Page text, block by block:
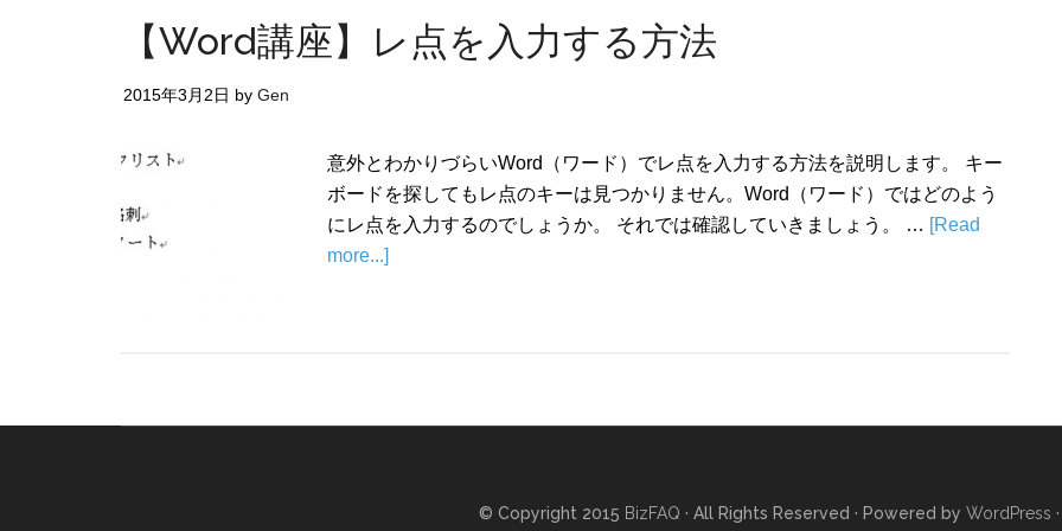
【Word講座】レ点を入力する方法
2015年3月2日 by Gen
意外とわかりづらいWord（ワード）でレ点を入力する方法を説明します。 キー
ボードを探してもレ点のキーは見つかりません。Word（ワード）ではどのよう
にレ点を入力するのでしょうか。 それでは確認していきましょう。 … [Read
more...]
© Copyright 2015 BizFAQ · All Rights Reserved · Powered by WordPress ·